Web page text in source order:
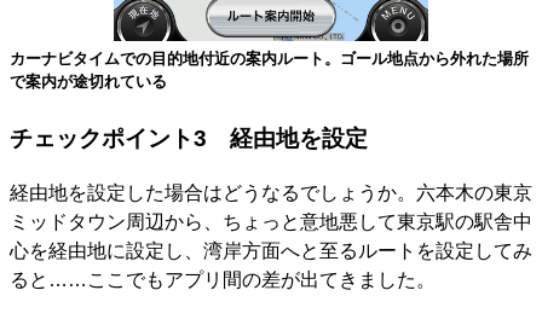
カーナビタイムでの目的地付近の案内ルート。ゴール地点から外れた場所
で案内が途切れている
チェックポイント3 経由地を設定
経由地を設定した場合はどうなるでしょうか。六本木の東京
ミッドタウン周辺から、ちょっと意地悪して東京駅の駅舎中
心を経由地に設定し、湾岸方面へと至るルートを設定してみ
ると……ここでもアプリ間の差が出てきました。